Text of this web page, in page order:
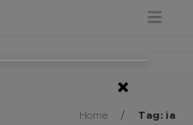
Home / Tag: ia
×